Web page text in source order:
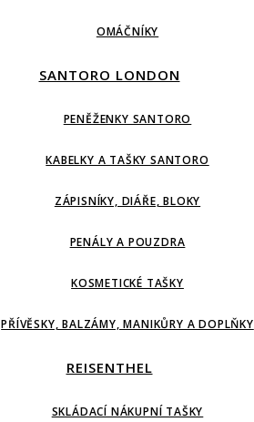
OMÁČNÍKY
SANTORO LONDON
PENĚŽENKY SANTORO
KABELKY A TAŠKY SANTORO
ZÁPISNÍKY, DIÁŘE, BLOKY
PENÁLY A POUZDRA
KOSMETICKÉ TAŠKY
PŘÍVĚSKY, BALZÁMY, MANIKŮRY A DOPLŇKY
REISENTHEL
SKLÁDACÍ NÁKUPNÍ TAŠKY